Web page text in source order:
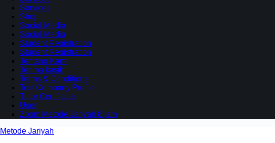
Services
Shop
Social Media
Social Media
Student Registration
Student Registration
Tentang Kami
Terima kasih
Terms & Conditions
Test Company Profile
Tutor Certificate
User
Zoom Metode Jariyah 8 jam
Metode Jariyah